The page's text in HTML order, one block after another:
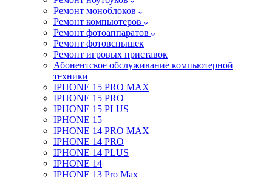
Ремонт моноблоков
Ремонт компьютеров
Ремонт фотоаппаратов
Ремонт фотовспышек
Ремонт игровых приставок
Абонентское обслуживание компьютерной
техники
IPHONE 15 PRO MAX
IPHONE 15 PRO
IPHONE 15 PLUS
IPHONE 15
IPHONE 14 PRO MAX
IPHONE 14 PRO
IPHONE 14 PLUS
IPHONE 14
IPHONE 13 Pro Max